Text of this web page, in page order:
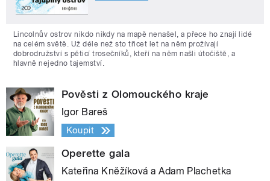
Lincolnův ostrov nikdo nikdy na mapě nenašel, a přece ho znají lidé
na celém světě. Už déle než sto třicet let na něm prožívají
dobrodružství s pěticí trosečníků, kteří na něm našli útočiště, a
hlavně nejedno tajemství.
Pověsti z Olomouckého kraje
Igor Bareš
Koupit
Operette gala
Kateřina Kněžíková a Adam Plachetka